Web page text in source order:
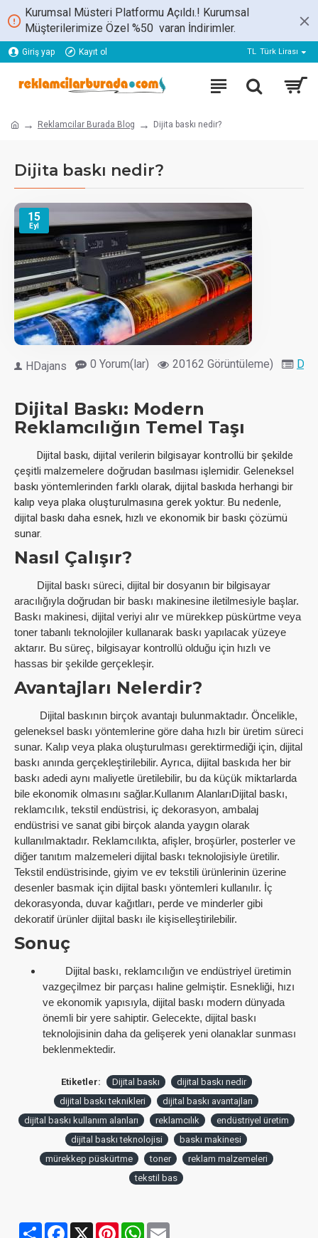
Kurumsal Müsteri Platformu Açıldı.! Kurumsal
Müşterilerimize Özel %50 varan İndirimler.
Giriş yap Kayıt ol TL Türk Lirası
Reklamcilar Burada Blog Dijita baskı nedir?
Dijita baskı nedir?
15
Eyl
HDajans 0 Yorum(lar) 20162 Görüntüleme)
Dijital Baskı: Modern
Reklamcılığın Temel Taşı
Dijital baskı, dijital verilerin bilgisayar kontrollü bir şekilde
çeşitli malzemelere doğrudan basılması işlemidir. Geleneksel
baskı yöntemlerinden farklı olarak, dijital baskıda herhangi bir
kalıp veya plaka oluşturulmasına gerek yoktur. Bu nedenle,
dijital baskı daha esnek, hızlı ve ekonomik bir baskı çözümü
sunar.
Nasıl Çalışır?
Dijital baskı süreci, dijital bir dosyanın bir bilgisayar
aracılığıyla doğrudan bir baskı makinesine iletilmesiyle başlar.
Baskı makinesi, dijital veriyi alır ve mürekkep püskürtme veya
toner tabanlı teknolojiler kullanarak baskı yapılacak yüzeye
aktarır. Bu süreç, bilgisayar kontrollü olduğu için hızlı ve
hassas bir şekilde gerçekleşir.
Avantajları Nelerdir?
Dijital baskının birçok avantajı bulunmaktadır. Öncelikle,
geleneksel baskı yöntemlerine göre daha hızlı bir üretim süreci
sunar. Kalıp veya plaka oluşturulması gerektirmediği için, dijital
baskı anında gerçekleştirilebilir. Ayrıca, dijital baskıda her bir
baskı adedi aynı maliyetle üretilebilir, bu da küçük miktarlarda
bile ekonomik olmasını sağlar.Kullanım AlanlarıDijital baskı,
reklamcılık, tekstil endüstrisi, iç dekorasyon, ambalaj
endüstrisi ve sanat gibi birçok alanda yaygın olarak
kullanılmaktadır. Reklamcılıkta, afişler, broşürler, posterler ve
diğer tanıtım malzemeleri dijital baskı teknolojisiyle üretilir.
Tekstil endüstrisinde, giyim ve ev tekstili ürünlerinin üzerine
desenler basmak için dijital baskı yöntemleri kullanılır. İç
dekorasyonda, duvar kağıtları, perde ve minderler gibi
dekoratif ürünler dijital baskı ile kişiselleştirilebilir.
Sonuç
Dijital baskı, reklamcılığın ve endüstriyel üretimin
vazgeçilmez bir parçası haline gelmiştir. Esnekliği, hızı
ve ekonomik yapısıyla, dijital baskı modern dünyada
önemli bir yere sahiptir. Gelecekte, dijital baskı
teknolojisinin daha da gelişerek yeni olanaklar sunması
beklenmektedir.
Etiketler: Dijital baskı
dijital baskı nedir
dijital baskı teknikleri
dijital baskı avantajları
dijital baskı kullanım alanları
reklamcılık
endüstriyel üretim
dijital baskı teknolojisi
baskı makinesi
mürekkep püskürtme
toner
reklam malzemeleri
tekstil bas
Share Facebook
X PinterestWhatsApp